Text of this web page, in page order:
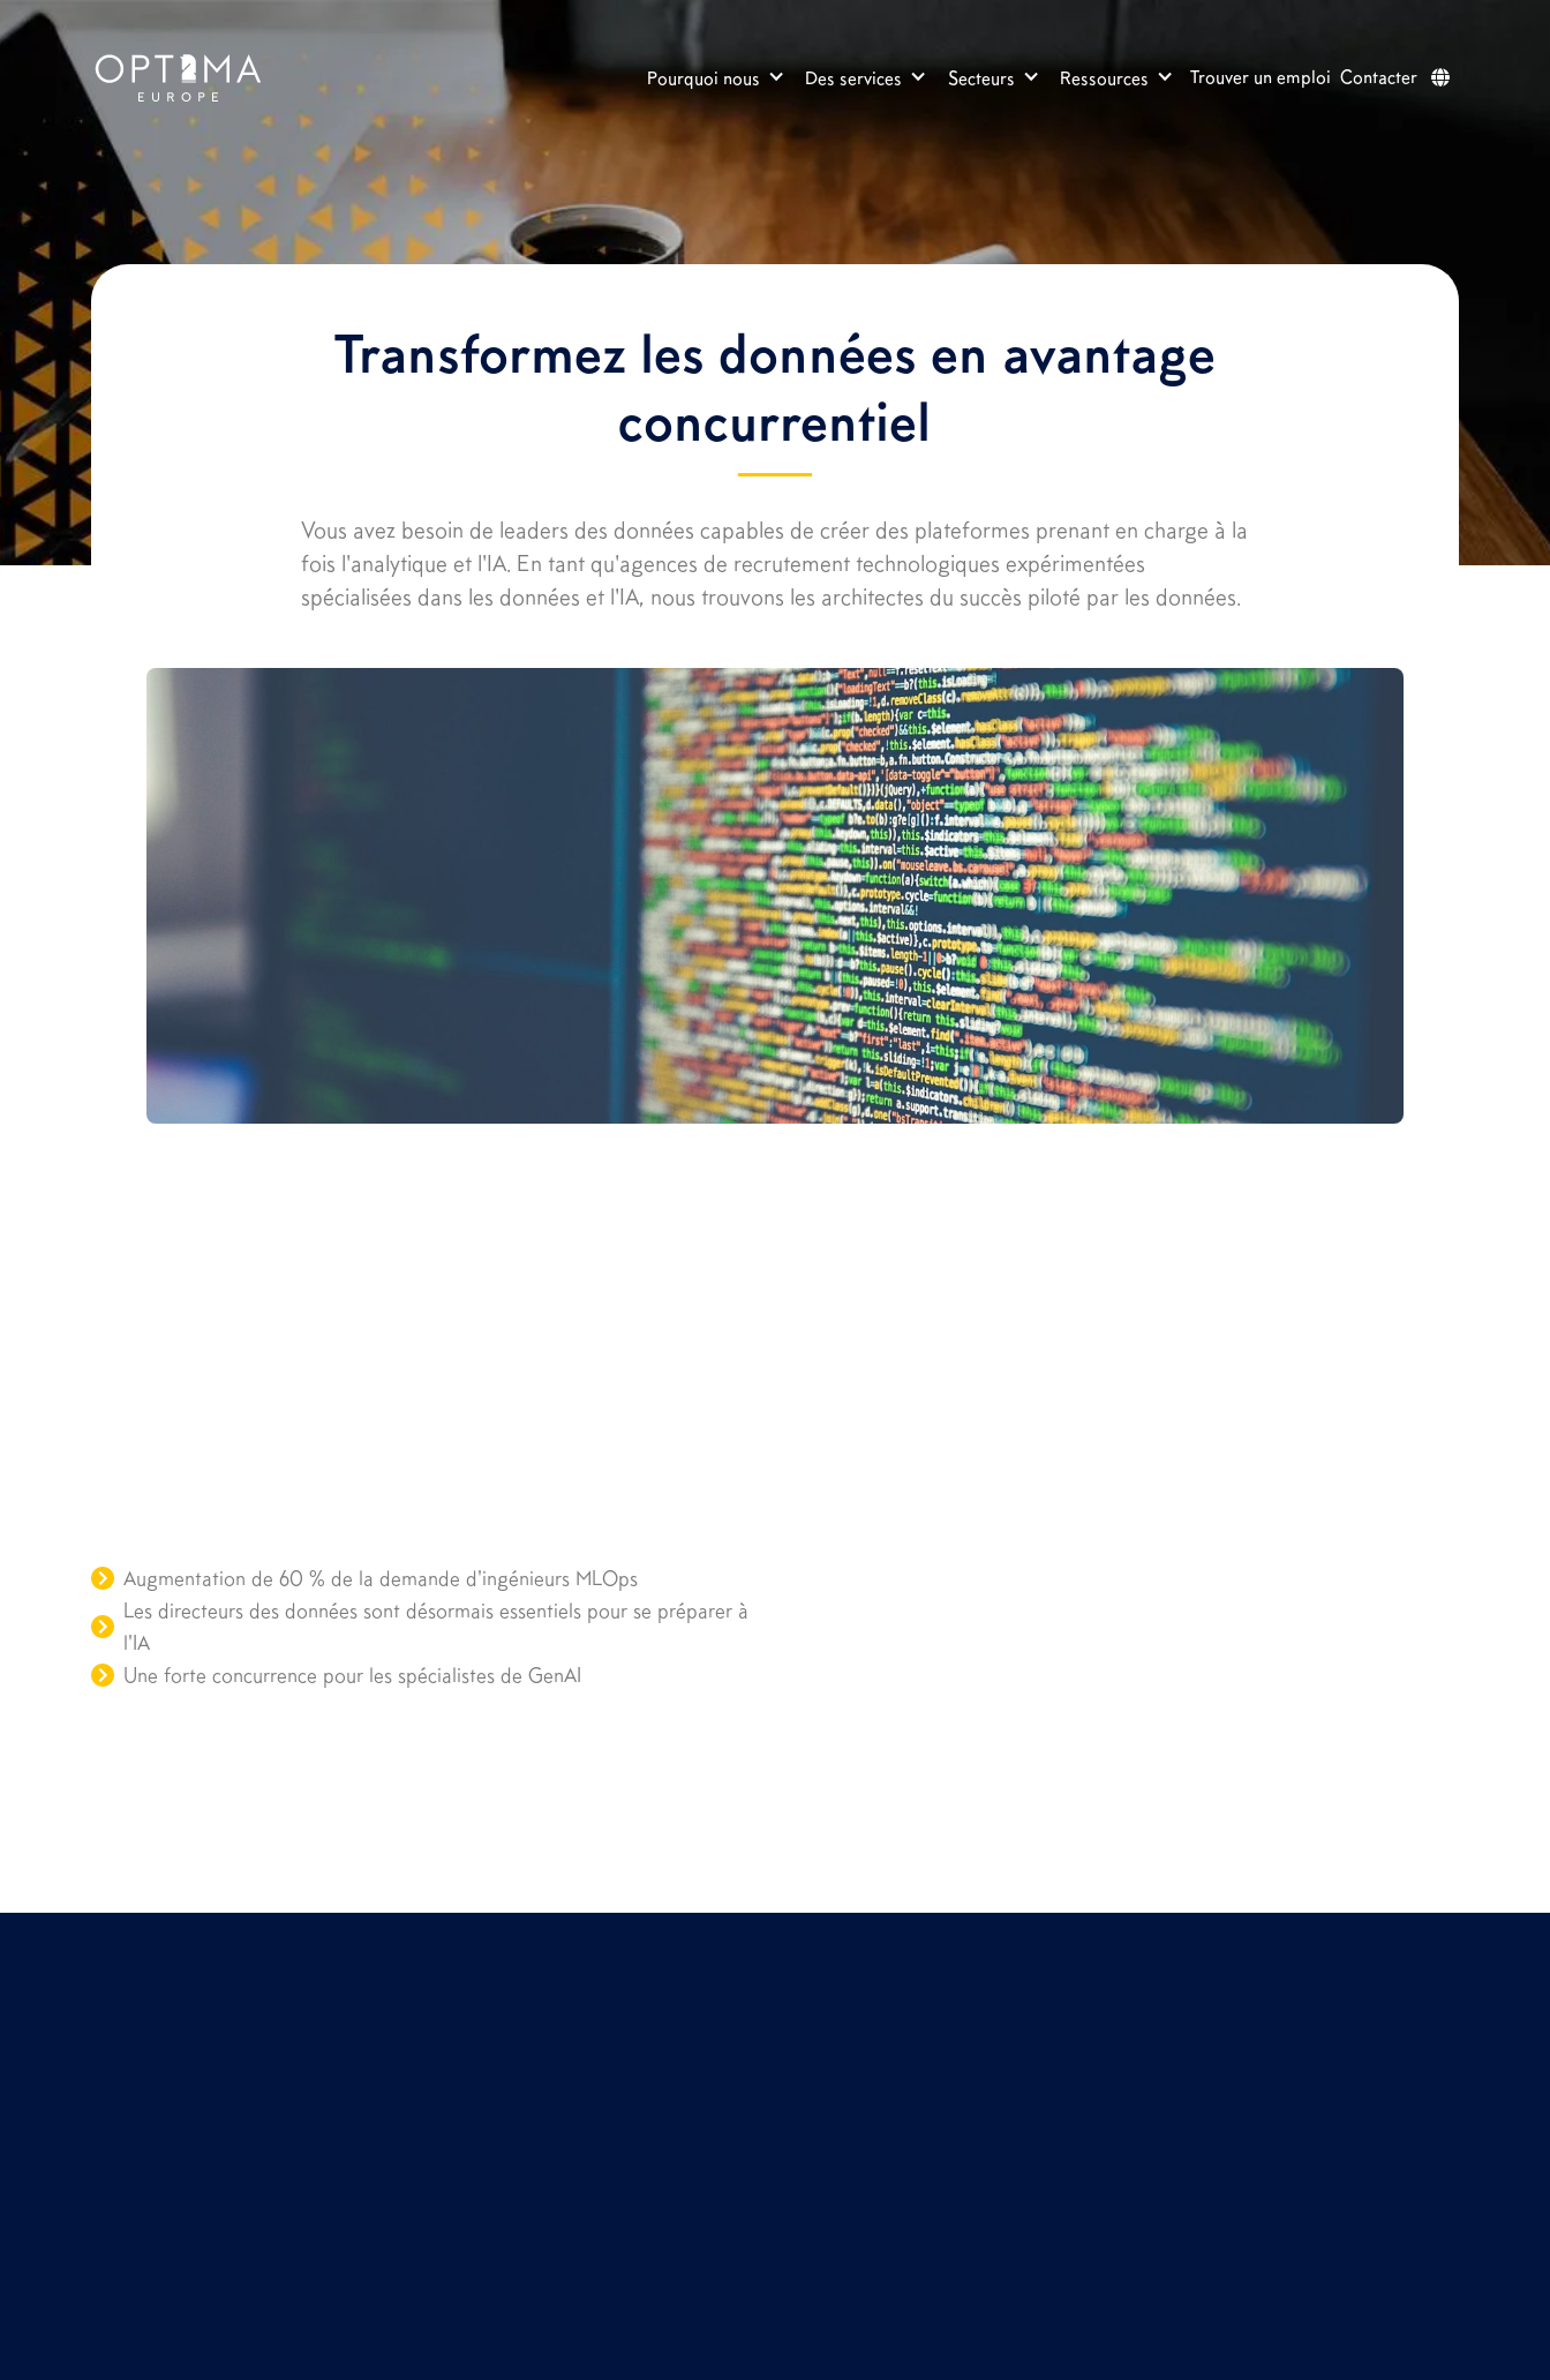
Pourquoi nous Des services Secteurs Ressources Trouver un emploi Contacter 
Transformez les données en avantage
concurrentiel
Vous avez besoin de leaders des données capables de créer des plateformes prenant en charge à la
fois l'analytique et l'IA. En tant qu'agences de recrutement technologiques expérimentées
spécialisées dans les données et l'IA, nous trouvons les architectes du succès piloté par les données.
Augmentation de 60 % de la demande d'ingénieurs MLOps
Les directeurs des données sont désormais essentiels pour se préparer à
l'IA
Une forte concurrence pour les spécialistes de GenAI